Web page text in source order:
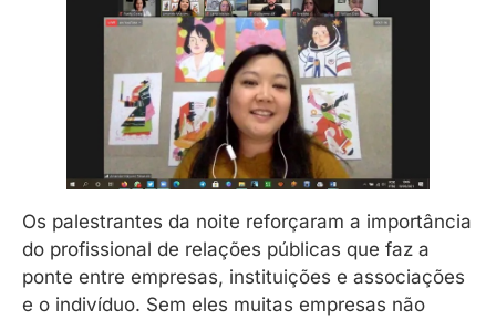
Os palestrantes da noite reforçaram a importância
do profissional de relações públicas que faz a
ponte entre empresas, instituições e associações
e o indivíduo. Sem eles muitas empresas não